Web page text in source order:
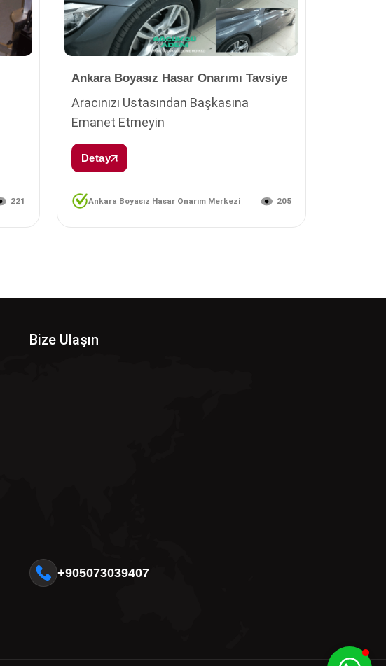
221
Ankara Boyasız Hasar Onarımı Tavsiye
Aracınızı Ustasından Başkasına
Emanet Etmeyin
Detay
Ankara Boyasız Hasar Onarım Merkezi 205
Bize Ulaşın
+905073039407